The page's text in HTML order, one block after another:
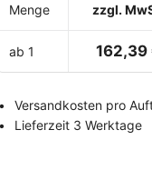
Menge zzgl.
ab 1 162,39
Versandkosten pro
Lieferzeit 3 Werktage